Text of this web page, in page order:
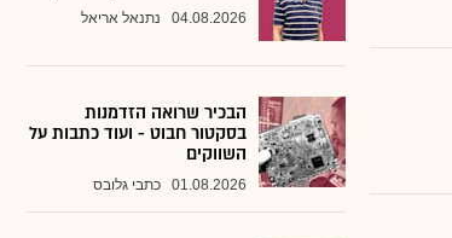
04.08.2026 נתנאל אריאל
הבכיר שרואה הזדמנות
בסקטור חבוט - ועוד כתבות על
השווקים
01.08.2026 כתבי גלובס